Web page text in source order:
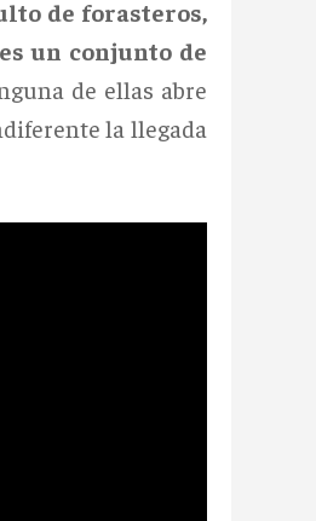
de forasteros,
un conjunto de
de ellas abre
la llegada